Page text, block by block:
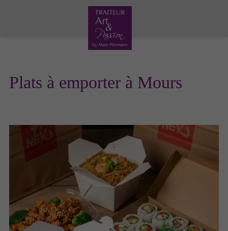
Plats à emporter à Mours